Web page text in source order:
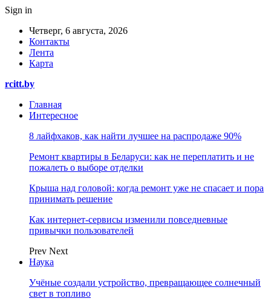
Sign in
Четверг, 6 августа, 2026
Контакты
Лента
Карта
rcitt.by
Главная
Интересное
8 лайфхаков, как найти лучшее на распродаже 90%
Ремонт квартиры в Беларуси: как не переплатить и не
пожалеть о выборе отделки
Крыша над головой: когда ремонт уже не спасает и пора
принимать решение
Как интернет-сервисы изменили повседневные
привычки пользователей
Prev Next
Наука
Учёные создали устройство, превращающее солнечный
свет в топливо